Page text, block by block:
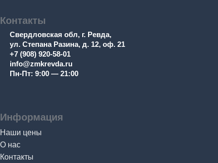
Контакты
Свердловская обл, г. Ревда,
ул. Степана Разина, д. 12, оф. 21
+7 (908) 920-58-01
info@zmkrevda.ru
Пн-Пт: 9:00 — 21:00
Информация
Наши цены
О нас
Контакты